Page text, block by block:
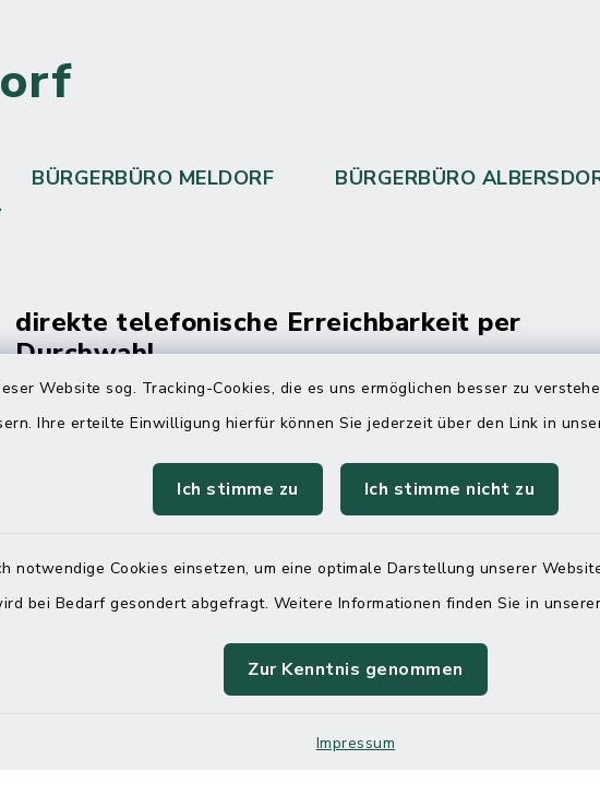
Website sog. Tracking-Cookies, die es uns ermöglichen besser zu
Ihre erteilte Einwilligung hierfür können Sie jederzeit über den Link in
Ich stimme zu Ich stimme nicht zu
notwendige Cookies einsetzen, um eine optimale Darstellung unserer
bei Bedarf gesondert abgefragt. Weitere Informationen finden Sie in
Zur Kenntnis genommen
Impressum
BÜRGERBÜRO MELDORF BÜRGERBÜRO
direkte telefonische Erreichbarkeit per
Durchwahl
Montag - Donnerstag
08:00 Uhr – 12:00 Uhr
08:00 Uhr – 12:00 Uhr
Online-Terminvereinbarung
Haben Sie ein dringendes Anliegen, finden aber online
keinen zeitnahen Termin? Rufen Sie uns gerne unter der
Telefonnummer 04832 6065 0 an!